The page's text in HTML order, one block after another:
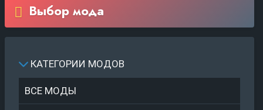
Выбор мода
КАТЕГОРИИ МОДОВ
ВСЕ МОДЫ